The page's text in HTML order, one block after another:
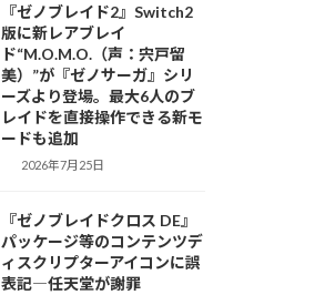
『ゼノブレイド2』Switch2
版に新レアブレイ
ド“M.O.M.O.（声：宍戸留
美）”が『ゼノサーガ』シリ
ーズより登場。最大6人のブ
レイドを直接操作できる新モ
ードも追加
2026年7月25日
『ゼノブレイドクロス DE』
パッケージ等のコンテンツデ
ィスクリプターアイコンに誤
表記―任天堂が謝罪